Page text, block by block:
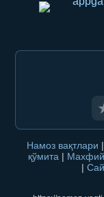
Намоз вақтлари |
қўмита |
|